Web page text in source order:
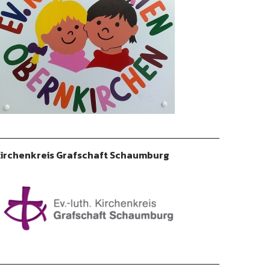
Grafschaft Schaumburg